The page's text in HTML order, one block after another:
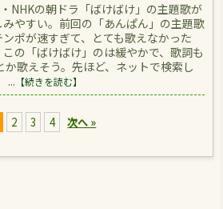
の朝ドラ「ばけばけ」の主題歌が
みやすい。前回の「あんぱん」の主題歌
ンポが速すぎて、とても歌えなかった
この「ばけばけ」のは緩やかで、歌詞も
歌えそう。先ほど、ネットで検索し
... 【続きを読む】
2 3 4 次へ »